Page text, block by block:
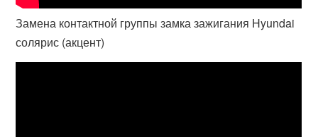
Замена контактной группы замка зажигания Hyundai
солярис (акцент)